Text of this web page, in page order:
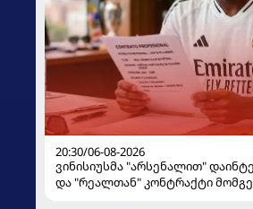
20:30/06-08-2026
ვინისიუსმა "არსენალით"
და "რეალთან" კონტრაქტი